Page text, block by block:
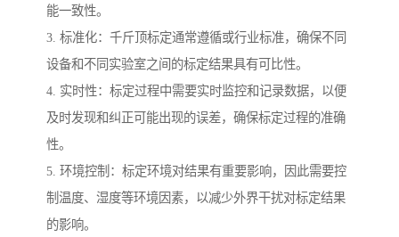
能一致性。
3. 标准化：千斤顶标定通常遵循或行业标准，确保不同
设备和不同实验室之间的标定结果具有可比性。
4. 实时性：标定过程中需要实时监控和记录数据，以便
及时发现和纠正可能出现的误差，确保标定过程的准确
性。
5. 环境控制：标定环境对结果有重要影响，因此需要控
制温度、湿度等环境因素，以减少外界干扰对标定结果
的影响。